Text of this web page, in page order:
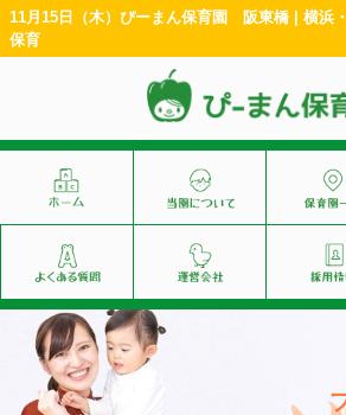
11月15日（木）ぴーまん保育園 阪東橋 | 横浜
保育